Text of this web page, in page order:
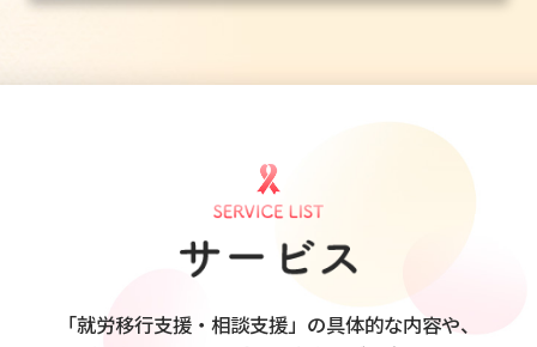
「就労移行支援・相談支援」の具体的な内容や、